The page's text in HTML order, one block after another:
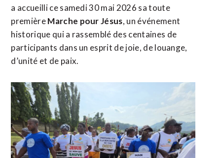
a accueilli ce samedi 30 mai 2026 sa toute
premièreMarche pour Jésus, un événement
historique qui a rassemblé des centaines de
participants dans un esprit de joie, de louange,
d’unité et de paix.